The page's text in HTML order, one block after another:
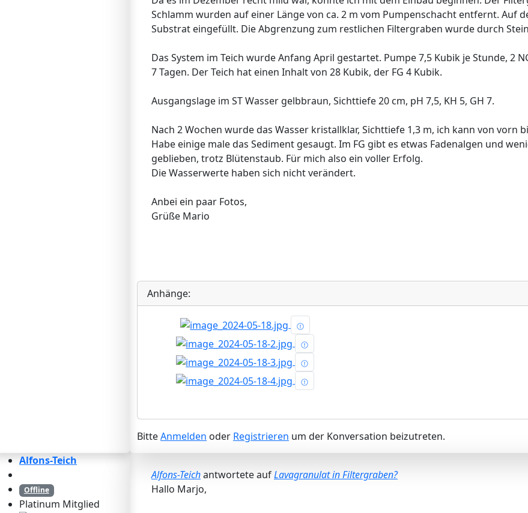
Schlamm wurden auf einer Länge von ca. 2 m vom Pumpenschacht entfernt. Auf
Substrat eingefüllt. Die Abgrenzung zum restlichen Filtergraben wurde durch
Das System im Teich wurde Anfang April gestartet. Pumpe 7,5 Kubik je Stunde, 2
7 Tagen. Der Teich hat einen Inhalt von 28 Kubik, der FG 4 Kubik.
Ausgangslage im ST Wasser gelbbraun, Sichttiefe 20 cm, pH 7,5, KH 5, GH 7.
Nach 2 Wochen wurde das Wasser kristallklar, Sichttiefe 1,3 m, ich kann von
Habe einige male das Sediment gesaugt. Im FG gibt es etwas Fadenalgen und
geblieben, trotz Blütenstaub. Für mich also ein voller Erfolg.
Die Wasserwerte haben sich nicht verändert.
Anbei ein paar Fotos,
Grüße Mario
Anhänge:
BitteAnmelden oder Registrieren um der Konversation beizutreten.
Alfons-Teich
Offline
Platinum Mitglied
Alfons-Teichantwortete aufLavagranulat in Filtergraben?
Hallo Marjo,